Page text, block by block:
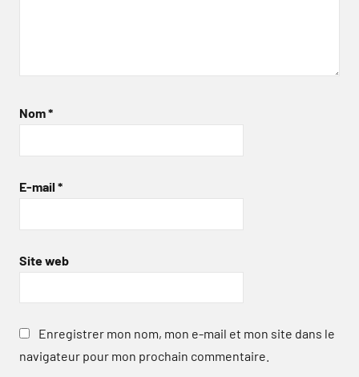
Nom*
E-mail *
Site web
Enregistrer mon nom, mon e-mail et mon site dans le
navigateur pour mon prochain commentaire.